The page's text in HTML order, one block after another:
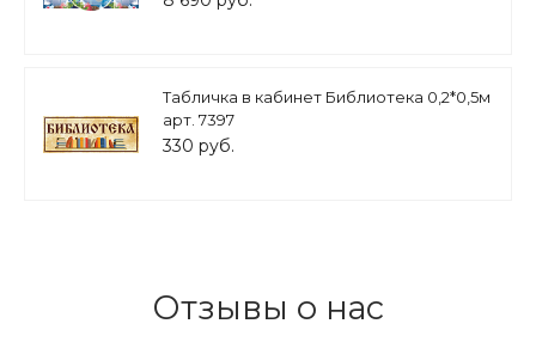
Табличка в кабинет Библиотека 0,2*0,5м
арт. 7397
330 руб.
Отзывы о нас